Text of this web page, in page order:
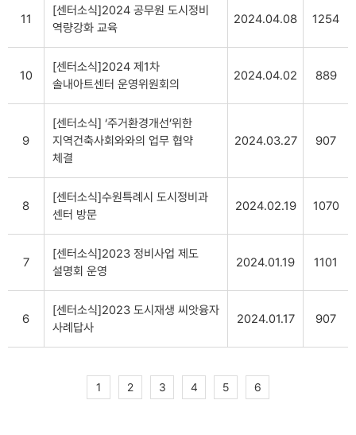
11
[센터소식]2024 공무원 도시정비
역량강화 교육
2024.04.08 1254
10
[센터소식]2024 제1차
솔내아트센터 운영위원회의
2024.04.02 889
9
[센터소식] ‘주거환경개선’위한
지역건축사회와와의 업무 협약
체결
2024.03.27 907
8
[센터소식]수원특례시 도시정비과
센터 방문
2024.02.19 1070
7
[센터소식]2023 정비사업 제도
설명회 운영
2024.01.19 1101
6
[센터소식]2023 도시재생 씨앗융자
사례답사
2024.01.17 907
1 2 3 4 5 6